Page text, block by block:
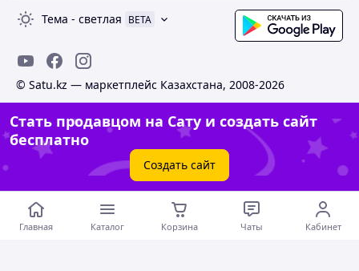
Тема - светлая BETA
© Satu.kz — маркетплейс Казахстана, 2008-2026
Стать продавцом на Сату и создать сайт
бесплатно
Создать сайт
Главная Каталог Корзина Чаты Кабинет